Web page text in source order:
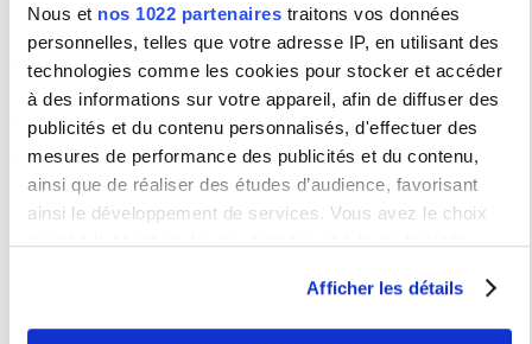
Nous et nos 1022 partenaires traitons vos données
personnelles, telles que votre adresse IP, en utilisant des
technologies comme les cookies pour stocker et accéder
à des informations sur votre appareil, afin de diffuser des
publicités et du contenu personnalisés, d'effectuer des
mesures de performance des publicités et du contenu,
ainsi que de réaliser des études d’audience, favorisant
ainsi le développement de services. Vous avez le choix
quant à l'utilisation de vos données et à leurs finalités.
moment en consultant la Déclaration relative aux cookies
ou en cliquant sur l'icône de confidentialité.
Afficher les détails
75005 Paris
Métro : Cluny-La Sorbonne
ACTUALITE
Modalités d'enseignement du 1er semestre rentrée 2020-2021
Recherche d'une formation
Discipline